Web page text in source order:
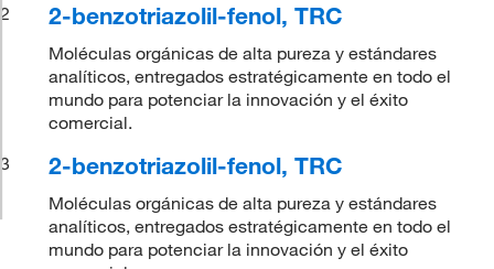
2
2-benzotriazolil-fenol, TRC
Moléculas orgánicas de alta pureza y estándares
analíticos, entregados estratégicamente en todo el
mundo para potenciar la innovación y el éxito
comercial.
3
2-benzotriazolil-fenol, TRC
Moléculas orgánicas de alta pureza y estándares
analíticos, entregados estratégicamente en todo el
mundo para potenciar la innovación y el éxito